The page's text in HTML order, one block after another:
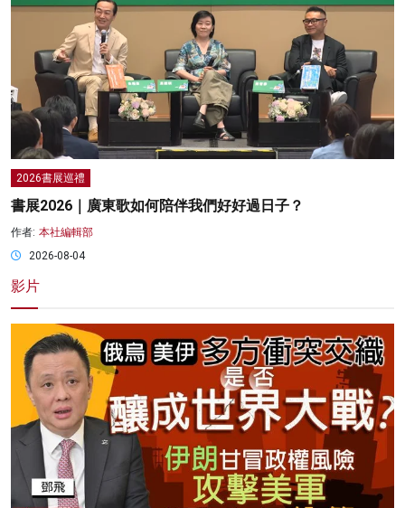
2026書展巡禮
書展2026｜廣東歌如何陪伴我們好好過日子？
作者: 本社編輯部
2026-08-04
影片